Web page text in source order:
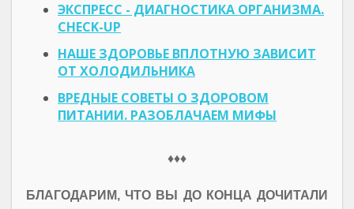
ЭКСПРЕСС - ДИАГНОСТИКА ОРГАНИЗМА.
CHECK-UP
НАШЕ ЗДОРОВЬЕ ВПЛОТНУЮ ЗАВИСИТ
ОТ ХОЛОДИЛЬНИКА
ВРЕДНЫЕ СОВЕТЫ О ЗДОРОВОМ
ПИТАНИИ. РАЗОБЛАЧАЕМ МИФЫ
♦♦♦
БЛАГОДАРИМ, ЧТО ВЫ ДО КОНЦА ДОЧИТАЛИ